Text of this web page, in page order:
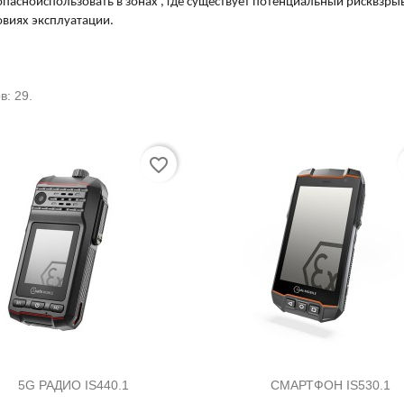
эксплуатации.
29.
Быстрый просмотр
5G РАДИО IS440.1
favorite_border
Быстрый просмотр
СМАРТФОН IS530.1